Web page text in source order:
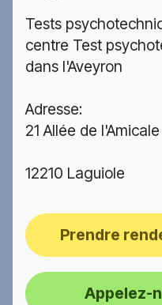
Tests
centre Test
dans l'Aveyron
Adresse:
21 Allée de l'Amicale
12210 Laguiole
Prendre
Appelez-